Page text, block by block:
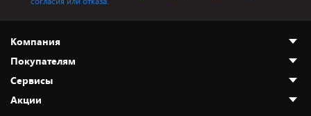
Компания
О нас
Адреса магазинов
Новости
Покупателям
Как сделать заказ
Оплата и доставка
Сервисы
Акции